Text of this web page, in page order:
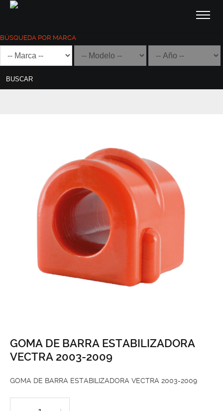
BÚSQUEDA POR MARCA
BUSCAR
GOMA DE BARRA ESTABILIZADORA
VECTRA 2003-2009
GOMA DE BARRA ESTABILIZADORA VECTRA 2003-2009